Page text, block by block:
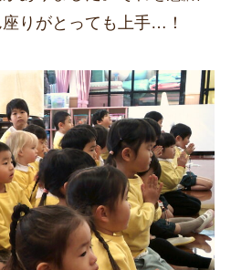
りがとっても上手…！